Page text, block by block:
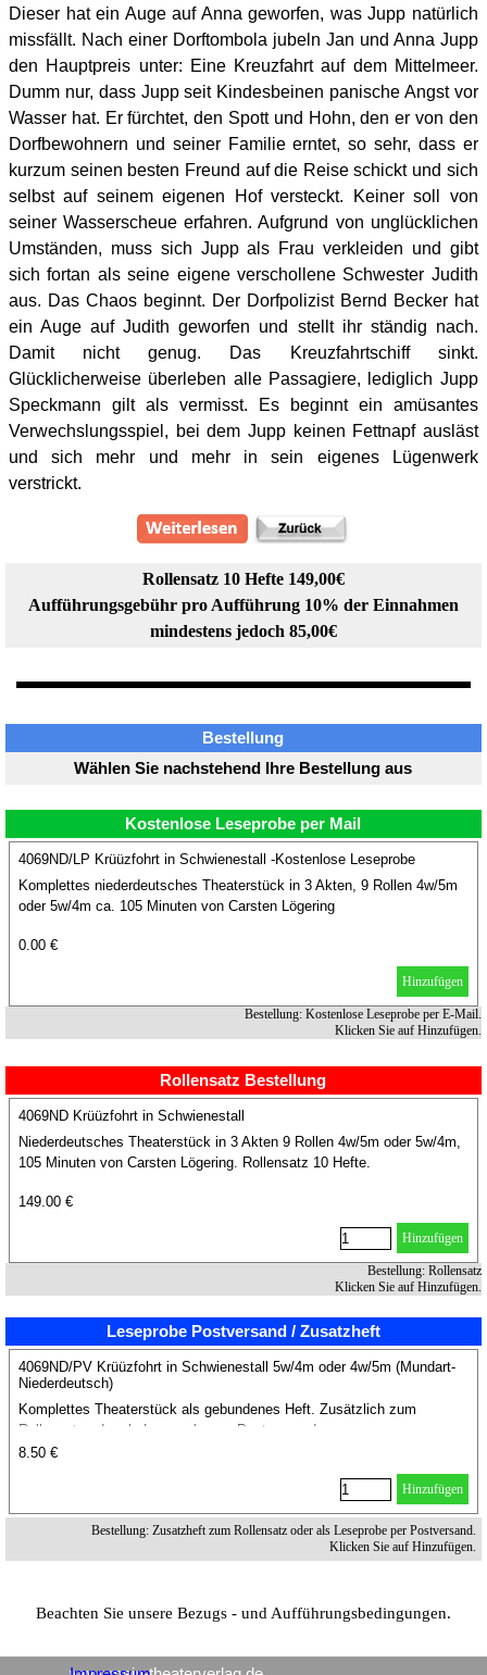
Dieser hat ein Auge auf Anna geworfen, was Jupp natürlich
missfällt. Nach einer Dorftombola jubeln Jan und Anna Jupp
den Hauptpreis unter: Eine Kreuzfahrt auf dem Mittelmeer.
Dumm nur, dass Jupp seit Kindesbeinen panische Angst vor
Wasser hat. Er fürchtet, den Spott und Hohn, den er von den
Dorfbewohnern und seiner Familie erntet, so sehr, dass er
kurzum seinen besten Freund auf die Reise schickt und sich
selbst auf seinem eigenen Hof versteckt. Keiner soll von
seiner Wasserscheue erfahren. Aufgrund von unglücklichen
Umständen, muss sich Jupp als Frau verkleiden und gibt
sich fortan als seine eigene verschollene Schwester Judith
aus. Das Chaos beginnt. Der Dorfpolizist Bernd Becker hat
ein Auge auf Judith geworfen und stellt ihr ständig nach.
Damit nicht genug. Das Kreuzfahrtschiff sinkt.
Glücklicherweise überleben alle Passagiere, lediglich Jupp
Speckmann gilt als vermisst. Es beginnt ein amüsantes
Verwechslungsspiel, bei dem Jupp keinen Fettnapf ausläst
und sich mehr und mehr in sein eigenes Lügenwerk
verstrickt.
Rollensatz 10 Hefte 149,00€
Aufführungsgebühr pro Aufführung 10% der Einnahmen
mindestens jedoch 85,00€
Bestellung
Wählen Sie nachstehend Ihre Bestellung aus
Kostenlose Leseprobe per Mail
4069ND/LP Krüüzfohrt in Schwienestall -Kostenlose Leseprobe
Komplettes niederdeutsches Theaterstück in 3 Akten, 9 Rollen 4w/5m
oder 5w/4m ca. 105 Minuten von Carsten Lögering
0.00 €
Hinzufügen
Bestellung: Kostenlose Leseprobe per E-Mail.
Klicken Sie auf Hinzufügen.
Rollensatz Bestellung
4069ND Krüüzfohrt in Schwienestall
Niederdeutsches Theaterstück in 3 Akten 9 Rollen 4w/5m oder 5w/4m,
105 Minuten von Carsten Lögering. Rollensatz 10 Hefte.
149.00 €
Hinzufügen
Bestellung: Rollensatz
Klicken Sie auf Hinzufügen.
Leseprobe Postversand / Zusatzheft
4069ND/PV Krüüzfohrt in Schwienestall 5w/4m oder 4w/5m (Mundart-
Niederdeutsch)
Komplettes Theaterstück als gebundenes Heft. Zusätzlich zum
Rollensatz oder als Leseprobe per Postversand.
8.50 €
Hinzufügen
Bestellung: Zusatzheft zum Rollensatz oder als Leseprobe per Postversand.
Klicken Sie auf Hinzufügen.
Beachten Sie unsere Bezugs - und Aufführungsbedingungen.